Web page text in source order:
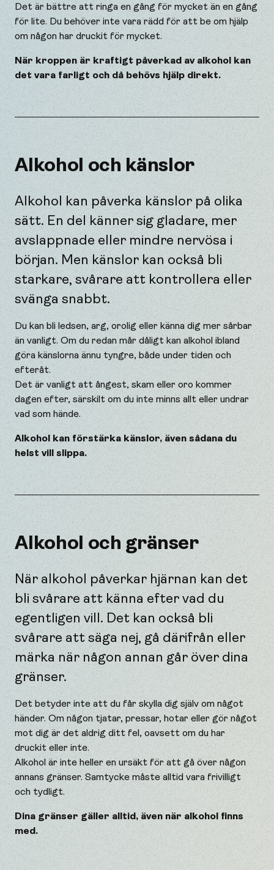
Det är bättre att ringa en gång för mycket än en gång
för lite. Du behöver inte vara rädd för att be om hjälp
om någon har druckit för mycket.
När kroppen är kraftigt påverkad av alkohol kan
det vara farligt och då behövs hjälp direkt.
Alkohol och känslor
Alkohol kan påverka känslor på olika
sätt. En del känner sig gladare, mer
avslappnade eller mindre nervösa i
början. Men känslor kan också bli
starkare, svårare att kontrollera eller
svänga snabbt.
Du kan bli ledsen, arg, orolig eller känna dig mer sårbar
än vanligt. Om du redan mår dåligt kan alkohol ibland
göra känslorna ännu tyngre, både under tiden och
efteråt.
Det är vanligt att ångest, skam eller oro kommer
dagen efter, särskilt om du inte minns allt eller undrar
vad som hände.
Alkohol kan förstärka känslor, även sådana du
helst vill slippa.
Alkohol och gränser
När alkohol påverkar hjärnan kan det
bli svårare att känna efter vad du
egentligen vill. Det kan också bli
svårare att säga nej, gå därifrån eller
märka när någon annan går över dina
gränser.
Det betyder inte att du får skylla dig själv om något
händer. Om någon tjatar, pressar, hotar eller gör något
mot dig är det aldrig ditt fel, oavsett om du har
druckit eller inte.
Alkohol är inte heller en ursäkt för att gå över någon
annans gränser. Samtycke måste alltid vara frivilligt
och tydligt.
Dina gränser gäller alltid, även när alkohol finns
med.